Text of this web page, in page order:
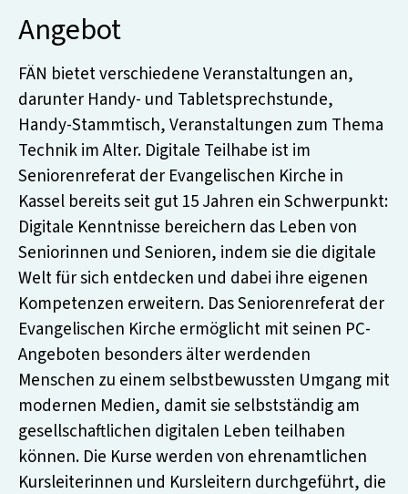
Angebot
FÄN bietet verschiedene Veranstaltungen an,
darunter Handy- und Tabletsprechstunde,
Handy-Stammtisch, Veranstaltungen zum Thema
Technik im Alter. Digitale Teilhabe ist im
Seniorenreferat der Evangelischen Kirche in
Kassel bereits seit gut 15 Jahren ein Schwerpunkt:
Digitale Kenntnisse bereichern das Leben von
Seniorinnen und Senioren, indem sie die digitale
Welt für sich entdecken und dabei ihre eigenen
Kompetenzen erweitern. Das Seniorenreferat der
Evangelischen Kirche ermöglicht mit seinen PC-
Angeboten besonders älter werdenden
Menschen zu einem selbstbewussten Umgang mit
modernen Medien, damit sie selbstständig am
gesellschaftlichen digitalen Leben teilhaben
können. Die Kurse werden von ehrenamtlichen
Kursleiterinnen und Kursleitern durchgeführt, die